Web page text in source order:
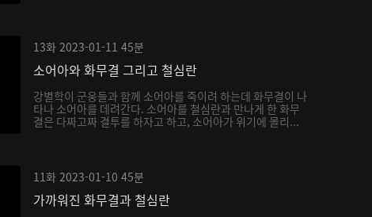
13화 2023-01-11 45분
소어아와 화무결 그리고 철심란
강별학이 군웅들과 함께 소어아를 죽이려 하는데 화무결이 나
타나 소어아를 데려간다. 소어아를 철심란과 만나게 한 화무
결은 다짜고짜 결투를 하자고 하고, 소어아가 위기에 몰리...
11화 2023-01-10 45분
가까워진 화무결과 철심란